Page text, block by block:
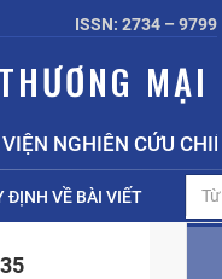
ISSN: 2734 – 9799
MẠI
CỨU CHIẾN
ĐỊNH VỀ BÀI VIẾT